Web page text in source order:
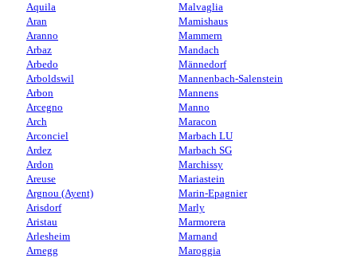
Aquila
Aran
Aranno
Arbaz
Arbedo
Arboldswil
Arbon
Arcegno
Arch
Arconciel
Ardez
Ardon
Areuse
Argnou (Ayent)
Arisdorf
Aristau
Arlesheim
Arnegg
Malvaglia
Mamishaus
Mammern
Mandach
Männedorf
Mannenbach-Salenstein
Mannens
Manno
Maracon
Marbach LU
Marbach SG
Marchissy
Mariastein
Marin-Epagnier
Marly
Marmorera
Marnand
Maroggia